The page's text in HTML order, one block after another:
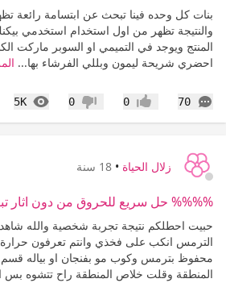
بنات كل وحده فينا تبحث عن ابتسامة رائعة
والنتيجة تظهر من اول استخدام استخدمي
المنتج ويوجد في التميمي او السوبر ماركت
احضري شريحة ليمون وبللي الفرشاء بها...
70
التعليقات إعجاب0 عدم إعجاب
0
5K
المشاهدات
زلال الحياة • 18 سنة
%%%% حل سريع للحروق من دون اثار
حبيت احطلكم نتيجة تجربة شخصية والله
الترمس انكب على فخذي وانتم تعرفون حرارة
محفوظ بترمس وكوب مو بفنجان او بياله
المنطقة وقلت خلاص المنطقة راح تتشوه بس